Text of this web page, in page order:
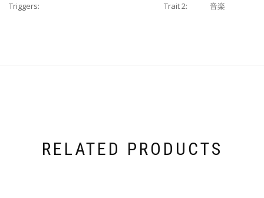
Triggers:
Trait 2: 音楽
RELATED PRODUCTS